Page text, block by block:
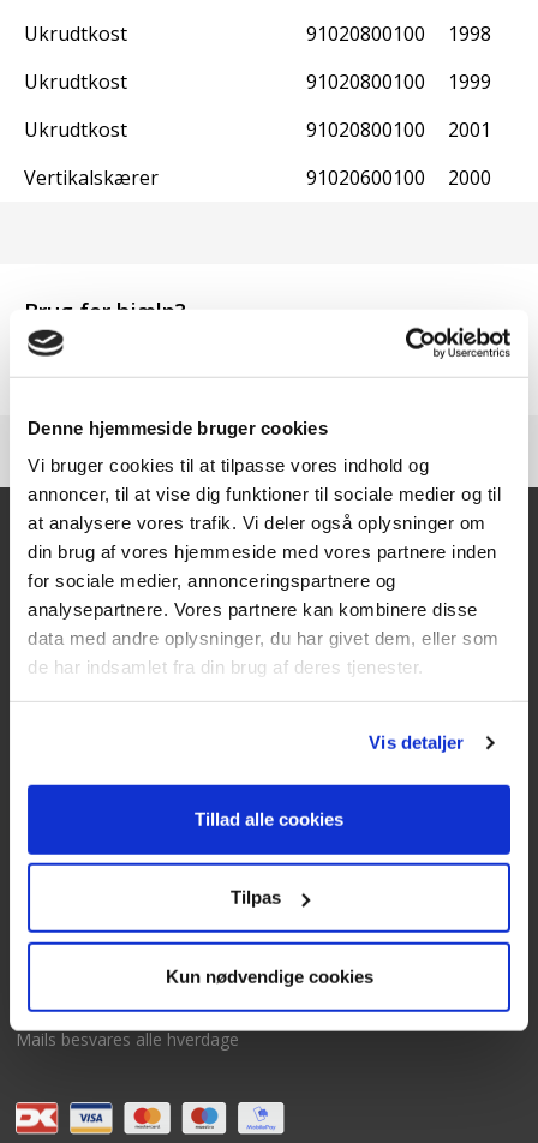
Denne hjemmeside bruger cookies
Vi bruger cookies til at tilpasse vores indhold og
annoncer, til at vise dig funktioner til sociale medier og til
at analysere vores trafik. Vi deler også oplysninger om
din brug af vores hjemmeside med vores partnere inden
for sociale medier, annonceringspartnere og
analysepartnere. Vores partnere kan kombinere disse
data med andre oplysninger, du har givet dem, eller som
de har indsamlet fra din brug af deres tjenester.
Vis detaljer
Tillad alle cookies
Tilpas
Kun nødvendige cookies
Ukrudtkost
Ukrudtkost
Ukrudtkost
Vertikalskærer
91020800100
91020800100
91020800100
91020600100
1998
1999
2001
2000
Brug for hjælp?
63 95 55 55
Kontakt
Texas A/S
Knullen 22
5260 Odense S
Tlf: 63 95 55 55
Mandag - torsdag 09:00 - 15:00
Fredag 09:00 - 14:30
Mails besvares alle hverdage